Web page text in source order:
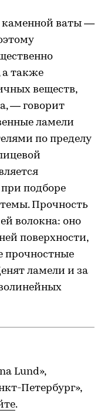
каменной ваты —
а также
веществ,
— говорит
ламели
по пределу
подборе
Прочность
волокна: оно
поверхности,
прочностные
ламели и за
Lund»,
Петербург»,
.